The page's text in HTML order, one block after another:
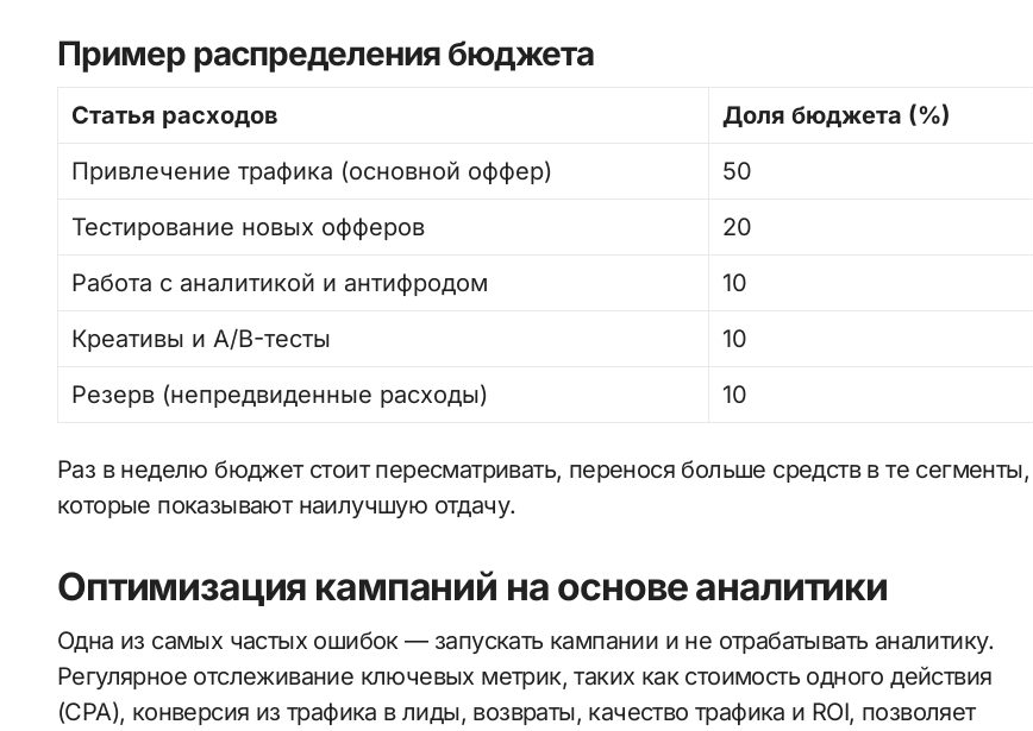
Пример распределения бюджета
Статья расходов
Доля бюджета (%)
Привлечение трафика (основной оффер)
50
Тестирование новых офферов
20
Работа с аналитикой и антифродом
10
Креативы и A/B-тесты
10
Резерв (непредвиденные расходы)
10
Раз в неделю бюджет стоит пересматривать, перенося больше средств в те сегменты,
которые показывают наилучшую отдачу.
Оптимизация кампаний на основе аналитики
Одна из самых частых ошибок — запускать кампании и не отрабатывать аналитику.
Регулярное отслеживание ключевых метрик, таких как стоимость одного действия
(CPA), конверсия из трафика в лиды, возвраты, качество трафика и ROI, позволяет